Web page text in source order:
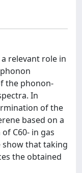
relevant role in
the phonon-
In
of the
based on a
C60- in gas
show that taking
the obtained